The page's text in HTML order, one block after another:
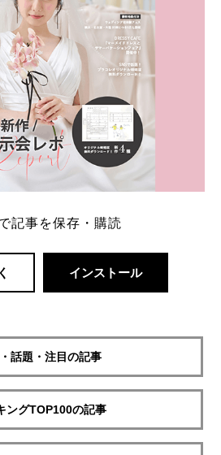
記事を保存・購読
インストール
話題・注目の記事
ングTOP100の記事